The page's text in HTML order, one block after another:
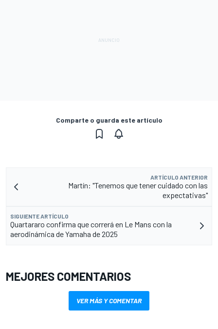
Comparte o guarda este artículo
ARTÍCULO ANTERIOR
Martín: "Tenemos que tener cuidado con las
expectativas"
SIGUIENTE ARTÍCULO
Quartararo confirma que correrá en Le Mans con la
aerodinámica de Yamaha de 2025
MEJORES COMENTARIOS
VER MÁS Y COMENTAR